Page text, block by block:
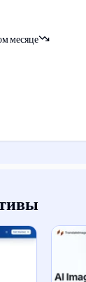
месяце